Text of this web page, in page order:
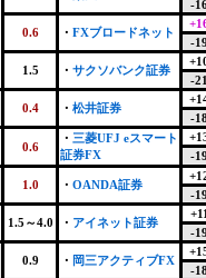
-
0.6 ・ FXブロードネット
-
1.5 ・ サクソバンク証券
-
0.4 ・ 松井証券
-
0.6
・ 三菱UFJ eスマート
証券FX
-
1.0 ・ OANDA証券
-
1.5～4.0 ・ アイネット証券
-
0.9 ・ 岡三アクティブFX
-